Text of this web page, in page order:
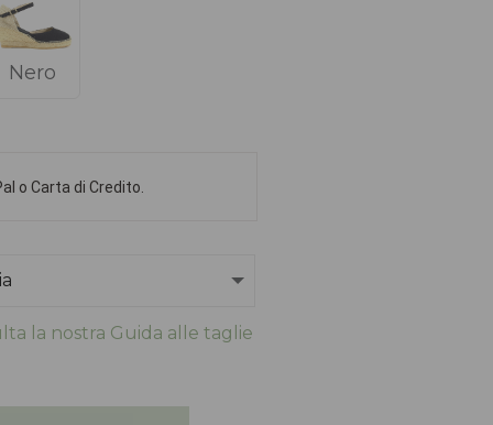
Nero
o Carta di Credito.
la nostra Guida alle taglie